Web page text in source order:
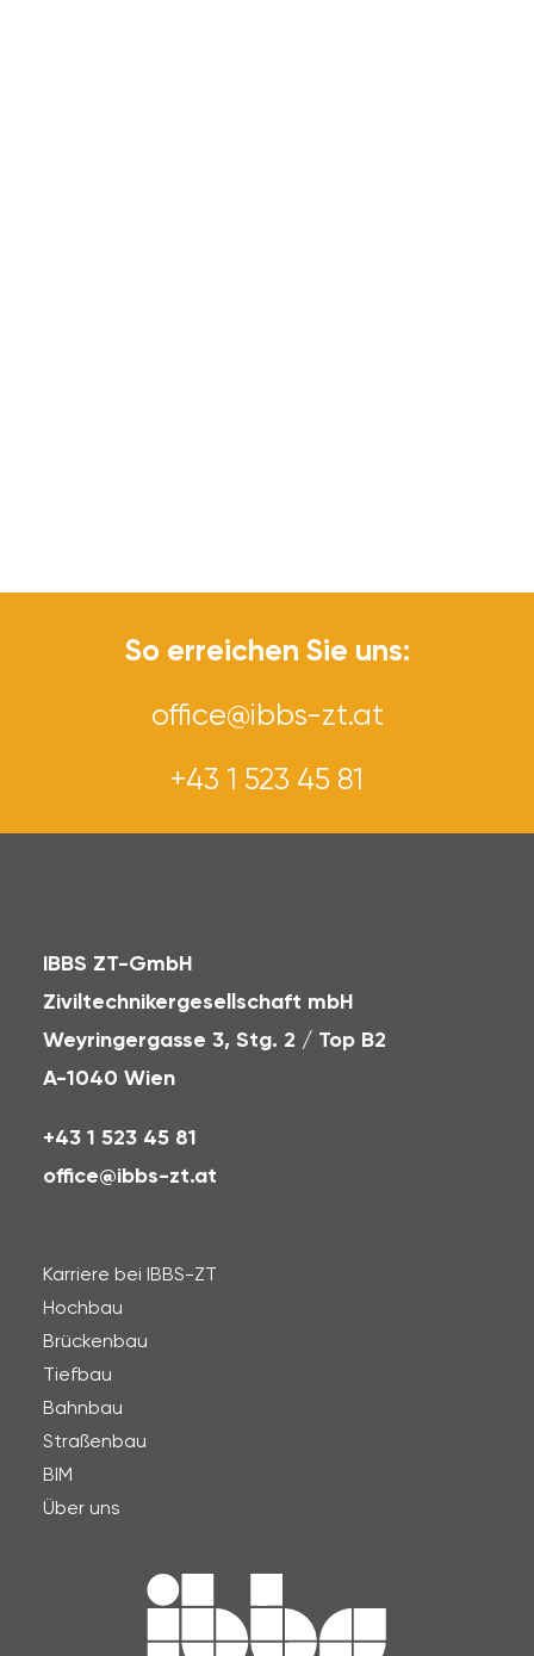
So erreichen Sie uns:
office@ibbs-zt.at
+43 1 523 45 81
IBBS ZT-GmbH
Ziviltechnikergesellschaft mbH
Weyringergasse 3, Stg. 2 / Top B2
A-1040 Wien
+43 1 523 45 81
office@ibbs-zt.at
Karriere bei IBBS-ZT
Hochbau
Brückenbau
Tiefbau
Bahnbau
Straßenbau
BIM
Über uns